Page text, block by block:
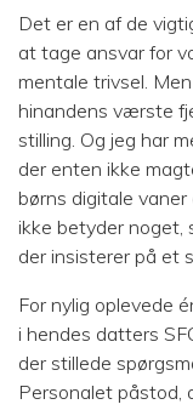
Det er en af de
at tage ansvar for
mentale trivsel.
hinandens værste
stilling. Og jeg har
der enten ikke
børns digitale
ikke betyder noget,
der insisterer på et
For nylig oplevede
i hendes datters
der stillede
Personalet påstod,